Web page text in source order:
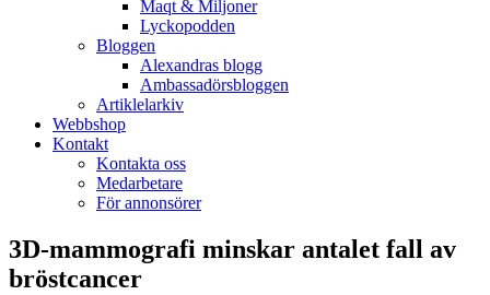
Maqt & Miljoner
Lyckopodden
Bloggen
Alexandras blogg
Ambassadörsbloggen
Artiklelarkiv
Webbshop
Kontakt
Kontakta oss
Medarbetare
För annonsörer
3D-mammografi minskar antalet fall av
bröstcancer